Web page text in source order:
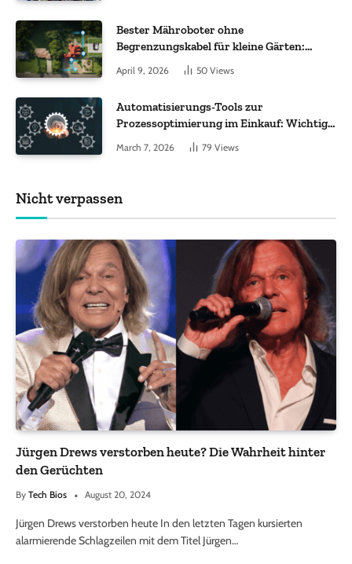
Bester Mähroboter ohne
Begrenzungskabel für kleine Gärten:
Worauf es bei 200 bis 500 m² wirklich
ankommt
April 9, 2026 50 Views
Automatisierungs-Tools zur
Prozessoptimierung im Einkauf: Wichtige
Funktionen, auf die Sie achten sollten
March 7, 2026 79 Views
Nicht verpassen
Jürgen Drews verstorben heute? Die Wahrheit hinter
den Gerüchten
By Tech Bios August 20, 2024
Jürgen Drews verstorben heute In den letzten Tagen kursierten
alarmierende Schlagzeilen mit dem Titel Jürgen…